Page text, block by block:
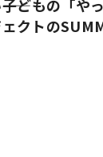
子どもの「
クトの